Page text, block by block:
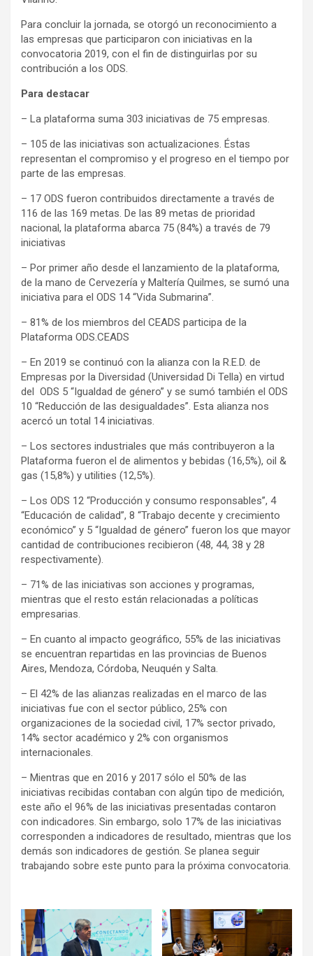
Para concluir la jornada, se otorgó un reconocimiento a
las empresas que participaron con iniciativas en la
convocatoria 2019, con el fin de distinguirlas por su
contribución a los ODS.
Para destacar
– La plataforma suma 303 iniciativas de 75 empresas.
– 105 de las iniciativas son actualizaciones. Éstas
representan el compromiso y el progreso en el tiempo por
parte de las empresas.
– 17 ODS fueron contribuidos directamente a través de
116 de las 169 metas. De las 89 metas de prioridad
nacional, la plataforma abarca 75 (84%) a través de 79
iniciativas
– Por primer año desde el lanzamiento de la plataforma,
de la mano de Cervezería y Maltería Quilmes, se sumó una
iniciativa para el ODS 14 “Vida Submarina”.
– 81% de los miembros del CEADS participa de la
Plataforma ODS.CEADS
– En 2019 se continuó con la alianza con la R.E.D. de
Empresas por la Diversidad (Universidad Di Tella) en virtud
del ODS 5 “Igualdad de género” y se sumó también el ODS
10 “Reducción de las desigualdades”. Esta alianza nos
acercó un total 14 iniciativas.
– Los sectores industriales que más contribuyeron a la
Plataforma fueron el de alimentos y bebidas (16,5%), oil &
gas (15,8%) y utilities (12,5%).
– Los ODS 12 “Producción y consumo responsables”, 4
“Educación de calidad”, 8 “Trabajo decente y crecimiento
económico” y 5 “Igualdad de género” fueron los que mayor
cantidad de contribuciones recibieron (48, 44, 38 y 28
respectivamente).
– 71% de las iniciativas son acciones y programas,
mientras que el resto están relacionadas a políticas
empresarias.
– En cuanto al impacto geográfico, 55% de las iniciativas
se encuentran repartidas en las provincias de Buenos
Aires, Mendoza, Córdoba, Neuquén y Salta.
– El 42% de las alianzas realizadas en el marco de las
iniciativas fue con el sector público, 25% con
organizaciones de la sociedad civil, 17% sector privado,
14% sector académico y 2% con organismos
internacionales.
– Mientras que en 2016 y 2017 sólo el 50% de las
iniciativas recibidas contaban con algún tipo de medición,
este año el 96% de las iniciativas presentadas contaron
con indicadores. Sin embargo, solo 17% de las iniciativas
corresponden a indicadores de resultado, mientras que los
demás son indicadores de gestión. Se planea seguir
trabajando sobre este punto para la próxima convocatoria.